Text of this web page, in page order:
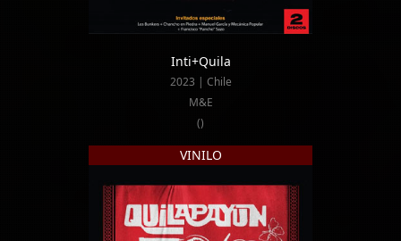
Inti+Quila
2023 | Chile
M&E
()
VINILO